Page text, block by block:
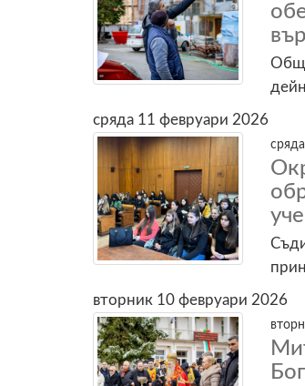
сряда 11 февруари 2026
вторник 10 февруари 2026